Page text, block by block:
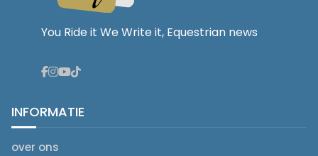
You Ride it We Write it, Equestrian news
INFORMATIE
over ons